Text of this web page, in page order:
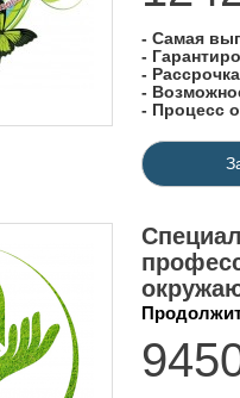
- Самая
-
-
-
- Процесс